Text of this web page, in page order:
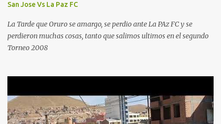
San Jose Vs La Paz FC
La Tarde que Oruro se amargo, se perdio ante La PAz FC y se
perdieron muchas cosas, tanto que salimos ultimos en el segundo
Torneo 2008